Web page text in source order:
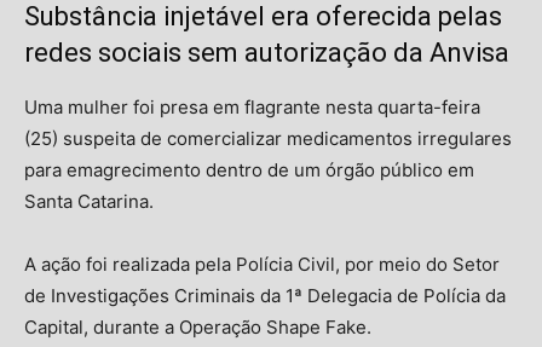
Substância injetável era oferecida pelas
redes sociais sem autorização da Anvisa
Uma mulher foi presa em flagrante nesta quarta-feira
(25) suspeita de comercializar medicamentos irregulares
para emagrecimento dentro de um órgão público em
Santa Catarina.
A ação foi realizada pela Polícia Civil, por meio do Setor
de Investigações Criminais da 1ª Delegacia de Polícia da
Capital, durante a Operação Shape Fake.